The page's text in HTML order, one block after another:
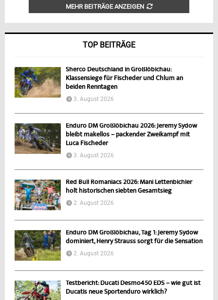
MEHR BEITRÄGE ANZEIGEN
TOP BEITRÄGE
Sherco Deutschland in Großlöbichau:
Klassensiege für Fischeder und Chlum an
beiden Renntagen
3. August 2026
Enduro DM Großlöbichau 2026: Jeremy Sydow
bleibt makellos – packender Zweikampf mit
Luca Fischeder
3. August 2026
Red Bull Romaniacs 2026: Mani Lettenbichler
holt historischen siebten Gesamtsieg
2. August 2026
Enduro DM Großlöbichau, Tag 1: Jeremy Sydow
dominiert, Henry Strauss sorgt für die Sensation
2. August 2026
Testbericht: Ducati Desmo450 EDS – wie gut ist
Ducatis neue Sportenduro wirklich?